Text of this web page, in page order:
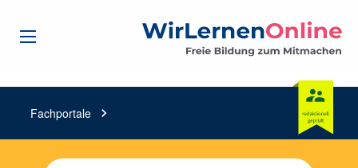
Fachportale chevron_right